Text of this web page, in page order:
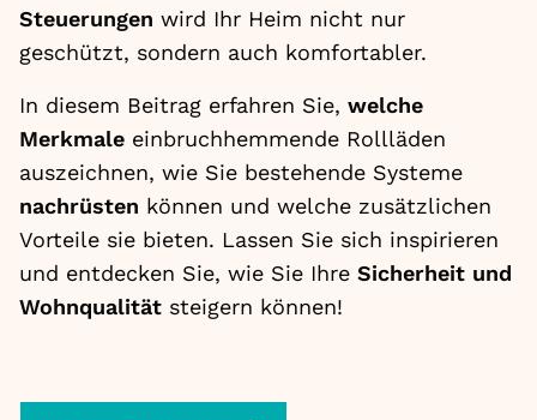
Steuerungen wird Ihr Heim nicht nur
geschützt, sondern auch komfortabler.
In diesem Beitrag erfahren Sie, welche
Merkmale einbruchhemmende Rollläden
auszeichnen, wie Sie bestehende Systeme
nachrüsten können und welche zusätzlichen
Vorteile sie bieten. Lassen Sie sich inspirieren
und entdecken Sie, wie Sie Ihre Sicherheit und
Wohnqualität steigern können!